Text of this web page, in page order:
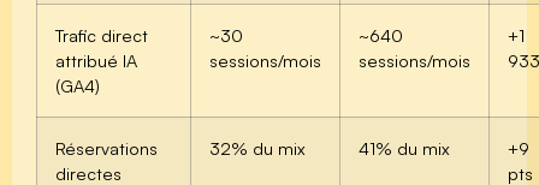
Trafic direct
attribué IA
(GA4)
~30
sessions/mois
~640
sessions/mois
+1
Réservations
directes
32% du mix 41% du mix
+9
pts